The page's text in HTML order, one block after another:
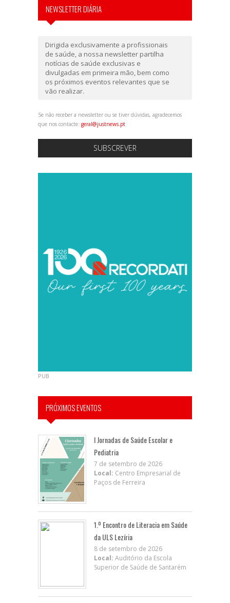
NEWSLETTER DIÁRIA
Dirigida exclusivamente a profissionais
de saúde, a nossa newsletter partilha
notícias de saúde exclusivas e
divulgadas em primeira mão, bem como
os próximos eventos relevantes que se
vão realizar.
Se não receber a newsletter ou se tiver dúvidas, agradecemos
que nos contacte: geral@justnews.pt
SUBSCREVER
PUB
PRÓXIMOS EVENTOS
I Jornadas de Saúde Escolar e
Pediatria
7 de setembro de 2026
Local: Centro Empresarial de
Paços de Ferreira
1.º Encontro de Literacia em Saúde
da ULS Lezíria
8 de setembro de 2026
Local: Auditório da Escola
Superior de Saúde de Santarém